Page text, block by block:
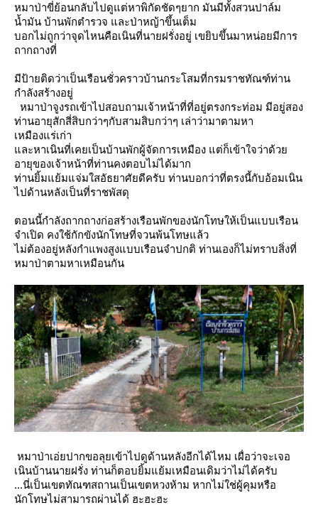
หมาป่าขี่ย้อนกลับไปดูแต่หาพิกัดชัดๆยาก มันมีทั้งสวนปาล์ม
น้ำมัน บ้านพักตำรวจ และป่าหญ้าขึ้นเต็ม
บอกไม่ถูกว่าจุดไหนคือเนินที่นายฝรั่งอยู่ เขยิบขึ้นมาหน่อยมีการ
ถากถางที่
มีป้ายติดว่าเป็นเรือนชั่วคราวบ้านกระโสมที่กรมราชทัณฑ์ท่าน
กำลังสร้างอยู่
หมาป่าจูงรถเข้าไปสอบถามเจ้าหน้าที่ที่อยู่ตรงกระท่อม มีอยู่สอง
ท่านอายุสักสี่สิบกว่าๆกับสามสิบกว่าๆ เล่าว่ามาตามหา
เหมืองแร่เก่า
ละหาเนินที่เคยเป็นบ้านพักผู้จัดการเหมือง แต่ก็เข้าใจว่าด้ว
อายุของเจ้าหน้าที่ท่านคงตอบไม่ได้มาก
ท่านยิ้มแย้มแจ่มใสอัธยาศัยดีครับ ท่านบอกว่าที่ตรงนี้กับอ้อมเนิน
ไปด้านหลังเป็นที่ราชพัสดุ
ตอนนี้กำลังถากถางก่อสร้างเรือนพักของนักโทษให้เป็นแบบเรือน
จำเปิด คงใช้กักขังนักโทษที่จวนพ้นโทษแล้ว
ไม่ต้องอยู่หลังกำแพงสูงแบบเรือนจำปกติ ท่านเองก็ไม่ทราบสิ่งที่
หมาป่าตามหาเหมือนกัน
หมาป่าเอ่ยปากขอลุยเข้าไปดูด้านหลังอีกได้ไหม เผื่อว่าจะเจอ
เนินบ้านนายฝรั่ง ท่านก็ตอบยิ้มแย้มเหมือนเดิมว่าไม่ได้ครับ
...นี่เป็นเขตทัณฑสถานเป็นเขตหวงห้าม หากไม่ใช่ผู้คุมหรือ
นักโทษไม่สามารถผ่านได้ ฮะฮะฮะ